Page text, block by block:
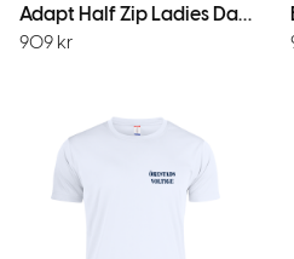
Adapt Half Zip Ladies Dark Navy
909 kr